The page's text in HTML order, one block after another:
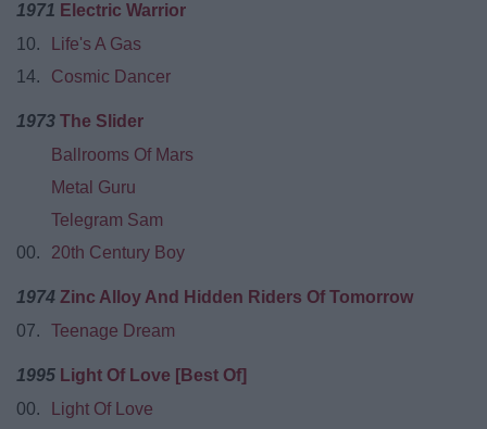
1971 Electric Warrior
10.
Life's A Gas
14.
Cosmic Dancer
1973 The Slider
Ballrooms Of Mars
Metal Guru
Telegram Sam
00.
20th Century Boy
1974 Zinc Alloy And Hidden Riders Of Tomorrow
07.
Teenage Dream
1995 Light Of Love [Best Of]
00.
Light Of Love